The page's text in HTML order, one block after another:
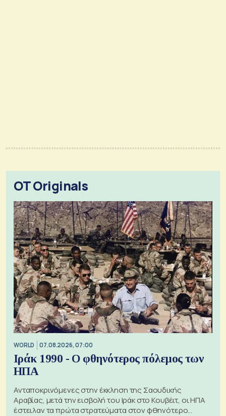
OT Originals
WORLD 07.08.2026, 07:00
Ιράκ 1990 - Ο φθηνότερος πόλεμος των
ΗΠΑ
Ανταποκρινόμενες στην έκκληση της Σαουδικής
Αραβίας, μετά την εισβολή του Ιράκ στο Κουβέιτ, οι ΗΠΑ
έστειλαν τα πρώτα στρατεύματα στον φθηνότερο